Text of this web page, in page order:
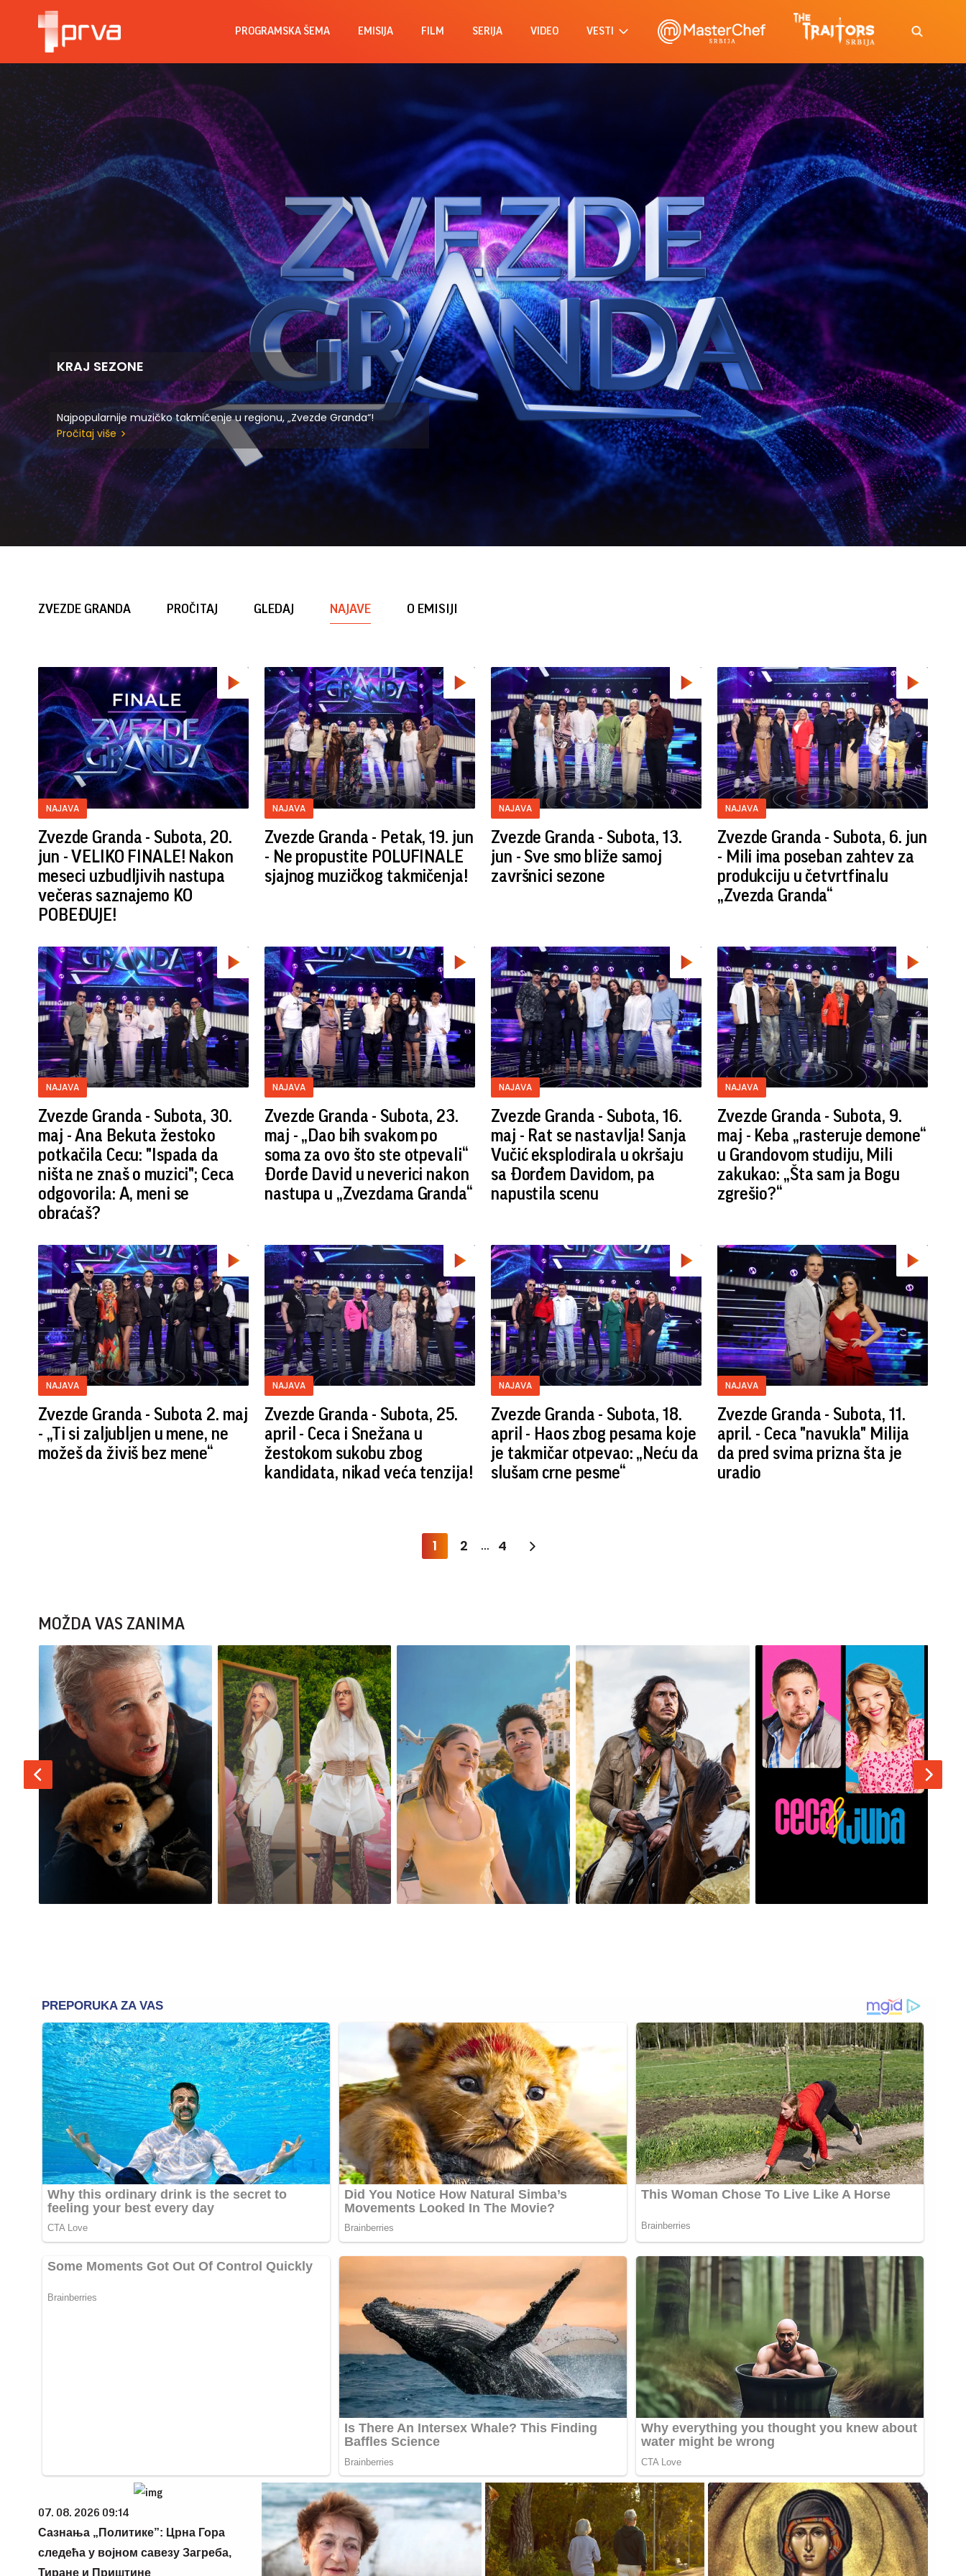
PROGRAMSKA ŠEMA EMISIJA FILM SERIJA VIDEO VESTI
KRAJ SEZONE
Najpopularnije muzičko takmičenje u regionu, „Zvezde Granda“!
Pročitaj više
ZVEZDE GRANDA PROČITAJ GLEDAJ NAJAVE O EMISIJI
NAJAVA
Zvezde Granda - Subota, 20.
jun - VELIKO FINALE! Nakon
meseci uzbudljivih nastupa
večeras saznajemo KO
POBEĐUJE!
NAJAVA
Zvezde Granda - Petak, 19. jun
- Ne propustite POLUFINALE
sjajnog muzičkog takmičenja!
NAJAVA
Zvezde Granda - Subota, 13.
jun - Sve smo bliže samoj
završnici sezone
NAJAVA
Zvezde Granda - Subota, 6. jun
- Mili ima poseban zahtev za
produkciju u četvrtfinalu
„Zvezda Granda“
NAJAVA
Zvezde Granda - Subota, 30.
maj - Ana Bekuta žestoko
potkačila Cecu: "Ispada da
ništa ne znaš o muzici"; Ceca
odgovorila: A, meni se
obraćaš?
NAJAVA
Zvezde Granda - Subota, 23.
maj - „Dao bih svakom po
soma za ovo što ste otpevali“
Đorđe David u neverici nakon
nastupa u „Zvezdama Granda“
NAJAVA
Zvezde Granda - Subota, 16.
maj - Rat se nastavlja! Sanja
Vučić eksplodirala u okršaju
sa Đorđem Davidom, pa
napustila scenu
NAJAVA
Zvezde Granda - Subota, 9.
maj - Keba „rasteruje demone“
u Grandovom studiju, Mili
zakukao: „Šta sam ja Bogu
zgrešio?“
NAJAVA
Zvezde Granda - Subota 2. maj
- „Ti si zaljubljen u mene, ne
možeš da živiš bez mene“
NAJAVA
Zvezde Granda - Subota, 25.
april - Ceca i Snežana u
žestokom sukobu zbog
kandidata, nikad veća tenzija!
NAJAVA
Zvezde Granda - Subota, 18.
april - Haos zbog pesama koje
je takmičar otpevao: „Neću da
slušam crne pesme“
NAJAVA
Zvezde Granda - Subota, 11.
april. - Ceca "navukla" Milija
da pred svima prizna šta je
uradio
1 2 ... 4
MOŽDA VAS ZANIMA
07. 08. 2026 09:14
Сазнања „Политике”: Црна Гора
следећа у војном савезу Загреба,
Тиране и Приштине